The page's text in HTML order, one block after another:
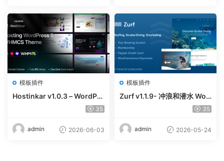
模板插件
Hostinkar v1.0.3 – WordPre
35
admin 2026-06-03
模板插件
Zurf v1.1.9- 冲浪和潜水 Wor
35
admin 2026-05-24